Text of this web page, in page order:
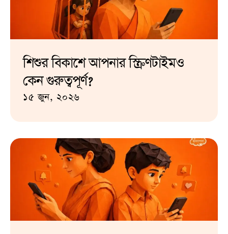
শিশুর বিকাশে আপনার স্ক্রিণটাইমও
কেন গুরুত্বপূর্ণ?
১৫ জুন, ২০২৬